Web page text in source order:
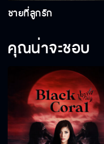
ชายที่ลูกรัก
คุณน่าจะชอบ